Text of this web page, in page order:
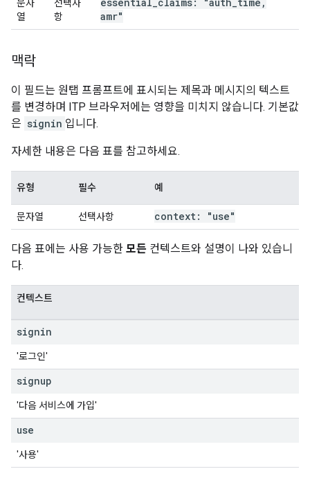
문자
열
선택사
항
amr"
맥락
이 필드는 원탭 프롬프트에 표시되는 제목과 메시지의 텍스트
를 변경하며 ITP 브라우저에는 영향을 미치지 않습니다. 기본값
은 signin 입니다.
자세한 내용은 다음 표를 참고하세요.
유형 필수 예
문자열 선택사항 context: "use"
다음 표에는 사용 가능한 모든 컨텍스트와 설명이 나와 있습니
다.
컨텍스트
signin
'로그인'
signup
'다음 서비스에 가입'
use
'사용'